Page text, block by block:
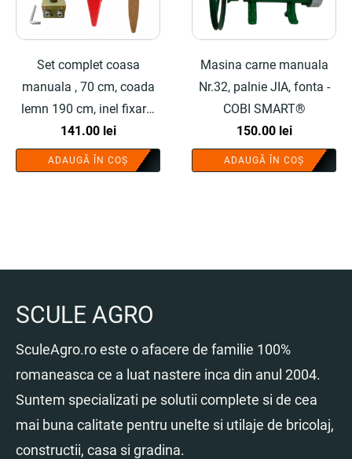
Set complet coasa
manuala , 70 cm, coada
lemn 190 cm, inel fixare,
piatra ascutit si teaca -
COBI SMART®
141.00 lei
ADAUGĂ ÎN COȘ
Masina carne manuala
Nr.32, palnie JIA, fonta -
COBI SMART®
150.00 lei
ADAUGĂ ÎN COȘ
SCULE AGRO
SculeAgro.ro este o afacere de familie 100%
romaneasca ce a luat nastere inca din anul 2004.
Suntem specializati pe solutii complete si de cea
mai buna calitate pentru unelte si utilaje de bricolaj,
constructii, casa si gradina.